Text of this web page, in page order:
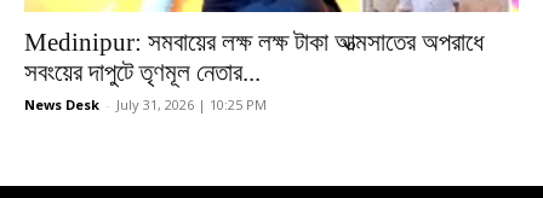
Medinipur: সমবায়ের লক্ষ লক্ষ টাকা আত্মসাতের অপরাধে
সবংয়ের দাপুটে তৃণমূল নেতার...
News Desk - July 31, 2026 | 10:25 PM